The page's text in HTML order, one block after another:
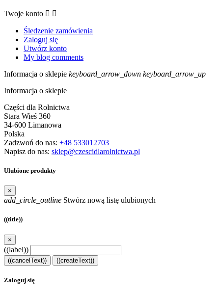
Twoje konto  
Śledzenie zamówienia
Zaloguj się
Utwórz konto
My blog comments
Informacja o sklepie keyboard_arrow_down keyboard_arrow_up
Informacja o sklepie
Części dla Rolnictwa
Stara Wieś 360
34-600 Limanowa
Polska
Zadzwoń do nas: +48 533012703
Napisz do nas: sklep@czescidlarolnictwa.pl
Ulubione produkty
×
add_circle_outline Stwórz nową listę ulubionych
((title))
×
((label))
((cancelText)) ((createText))
Zaloguj się